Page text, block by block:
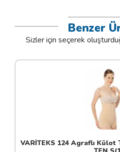
Benzer
Sizler için seçerek
VARİTEKS 124 Agraflı